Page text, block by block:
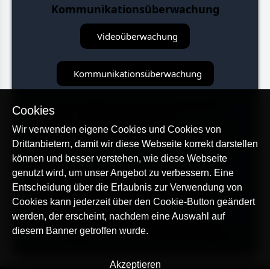
Kommunikationsüberwachung
Videoüberwachung
Kommunikationsüberwachung
Sie können zusätzlich zwei neue Anwendungen
installieren, Videoüberwachung und
Kommunikationsüberwachung, um die fehlende
Funktionalität in der AllTracker Family-Version zu
ergänzen:
AllTracker Videoüberwachung:bietet alle
Funktionen im Zusammenhang mit dem
Hintergrundzugriff auf Kamera und Mikrofon auf
dem überwachten Gerät.
AllTracker Kommunikationsüberwachung:
bietet Keylogger- und Browserverlaufs-Funktionen.
Cookies
Wir verwenden eigene Cookies und Cookies von
Drittanbietern, damit wir diese Webseite korrekt darstellen
können und besser verstehen, wie diese Webseite
genutzt wird, um unser Angebot zu verbessern. Eine
Entscheidung über die Erlaubnis zur Verwendung von
Cookies kann jederzeit über den Cookie-Button geändert
werden, der erscheint, nachdem eine Auswahl auf
diesem Banner getroffen wurde.
Akzeptieren